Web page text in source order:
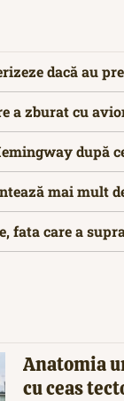
dacă au
a zburat cu
după
mai mult
fata care a
Anatomia
cu ceas